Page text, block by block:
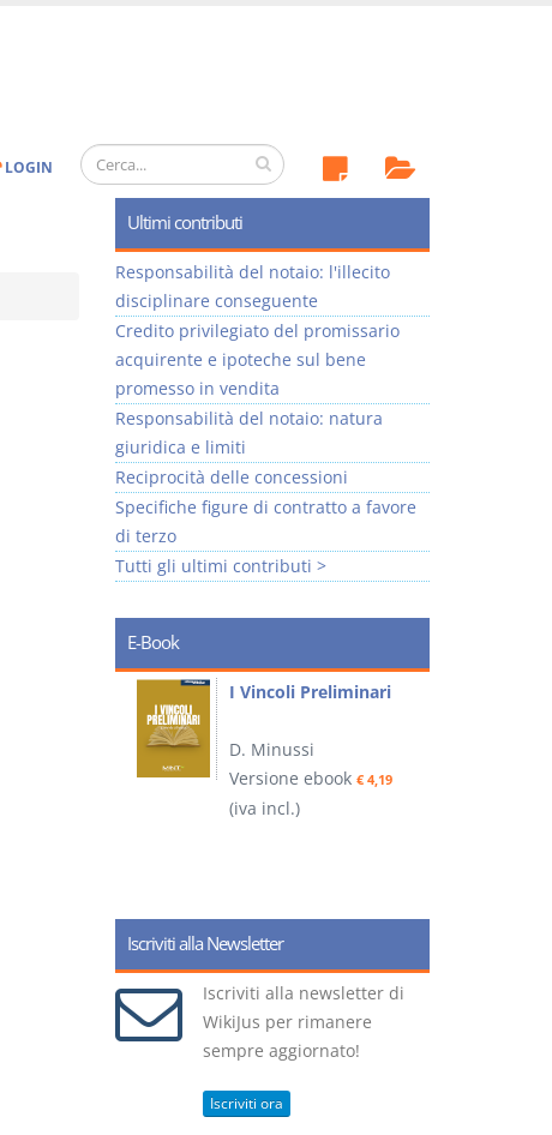
LOGIN
Ultimi contributi
Responsabilità del notaio: l'illecito
disciplinare conseguente
Credito privilegiato del promissario
acquirente e ipoteche sul bene
promesso in vendita
Responsabilità del notaio: natura
giuridica e limiti
Reciprocità delle concessioni
Specifiche figure di contratto a favore
di terzo
Tutti gli ultimi contributi >
E-Book
I Vincoli Preliminari
D. Minussi
Versione ebook € 4,19
(iva incl.)
Iscriviti alla Newsletter
Iscriviti alla newsletter di
WikiJus per rimanere
sempre aggiornato!
Iscriviti ora